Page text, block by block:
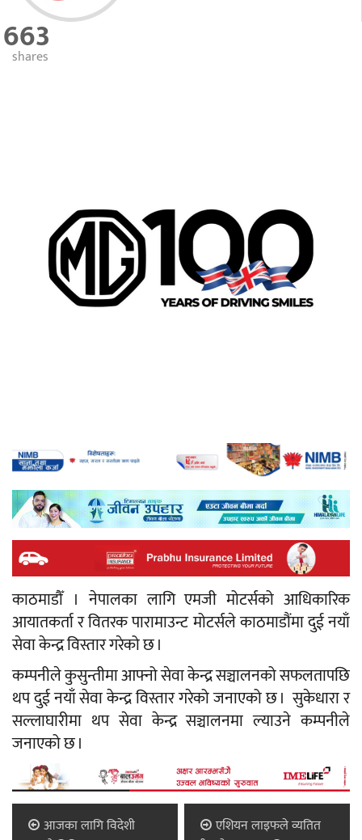
663
shares
काठमाडौँ । नेपालका लागि एमजी मोटर्सको आधिकारिक
आयातकर्ता र वितरक पारामाउन्ट मोटर्सले काठमाडौंमा दुई नयाँ
सेवा केन्द्र विस्तार गरेको छ ।
कम्पनीले कुसुन्तीमा आफ्नो सेवा केन्द्र सञ्चालनको सफलतापछि
थप दुई नयाँ सेवा केन्द्र विस्तार गरेको जनाएको छ । सुकेधारा र
सल्लाघारीमा थप सेवा केन्द्र सञ्चालनमा ल्याउने कम्पनीले
जनाएको छ ।
आजका लागि विदेशी
एशियन लाइफले व्यतित